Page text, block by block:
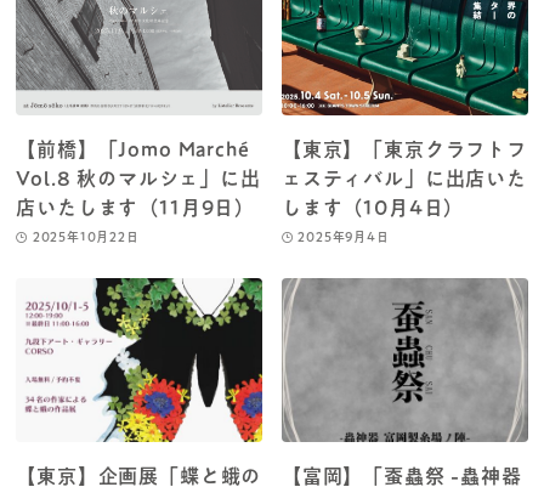
【前橋】「Jomo Marché
Vol.8 秋のマルシェ」に出
店いたします（11月9日）
2025年10月22日
【東京】「東京クラフトフ
ェスティバル」に出店いた
します（10月4日）
2025年9月4日
【東京】企画展「蝶と蛾の
【富岡】「蚕蟲祭 -蟲神器